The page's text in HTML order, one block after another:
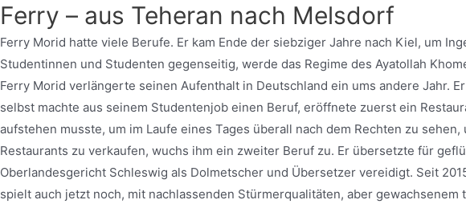
Ferry – aus Teheran nach Melsdorf
Ferry Morid hatte viele Berufe. Er kam Ende der siebziger Jahre nach Kiel, um
Studentinnen und Studenten gegenseitig, werde das Regime des Ayatollah
Ferry Morid verlängerte seinen Aufenthalt in Deutschland ein ums andere Jahr.
selbst machte aus seinem Studentenjob einen Beruf, eröffnete zuerst ein
aufstehen musste, um im Laufe eines Tages überall nach dem Rechten zu
Restaurants zu verkaufen, wuchs ihm ein zweiter Beruf zu. Er übersetzte für
Oberlandesgericht Schleswig als Dolmetscher und Übersetzer vereidigt. Seit
spielt auch jetzt noch, mit nachlassenden Stürmerqualitäten, aber